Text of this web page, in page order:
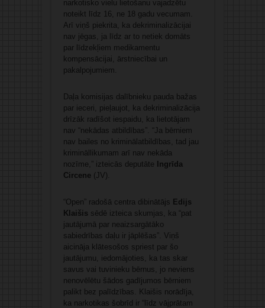
narkotisko vielu lietošanu vajadzētu
noteikt līdz 16, ne 18 gadu vecumam.
Arī viņš piekrita, ka dekriminalizācijai
nav jēgas, ja līdz ar to netiek domāts
par līdzekļiem medikamentu
kompensācijai, ārstniecībai un
pakalpojumiem.
Daļa komisijas dalībnieku pauda bažas
par ieceri, pieļaujot, ka dekriminalizācija
drīzāk radīšot iespaidu, ka lietotājam
nav “nekādas atbildības”. “Ja bērniem
nav bailes no kriminālatbildības, tad jau
krimināllikumam arī nav nekāda
nozīme,” izteicās deputāte
Ingrīda
Circene (JV).
“Open” radošā centra dibinātājs Edijs
Klaišis sēdē izteica skumjas, ka “pat
jautājumā par neaizsargātāko
sabiedrības daļu ir jāplēšas”. Viņš
aicināja klātesošos spriest par šo
jautājumu, iedomājoties, ka tas skar
savus vai tuvinieku bērnus, jo neviens
nenovēlētu šādos gadījumos bērniem
palikt bez palīdzības. Klaišis norādīja,
ka narkotikas šobrīd ir “līdz vājprātam